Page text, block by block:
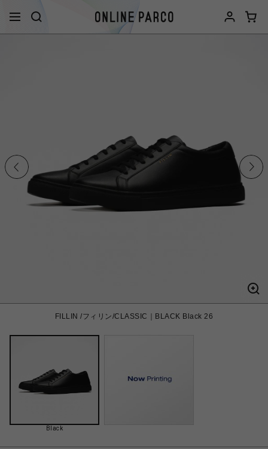
FILLIN /フィリン/CLASSIC｜BLACK Black 26
Black